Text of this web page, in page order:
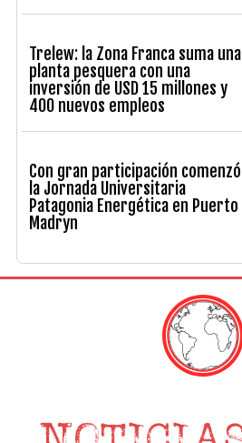
Trelew: la Zona Franca suma una
planta pesquera con una
inversión de USD 15 millones y
400 nuevos empleos
Con gran participación comenzó
la Jornada Universitaria
Patagonia Energética en Puerto
Madryn